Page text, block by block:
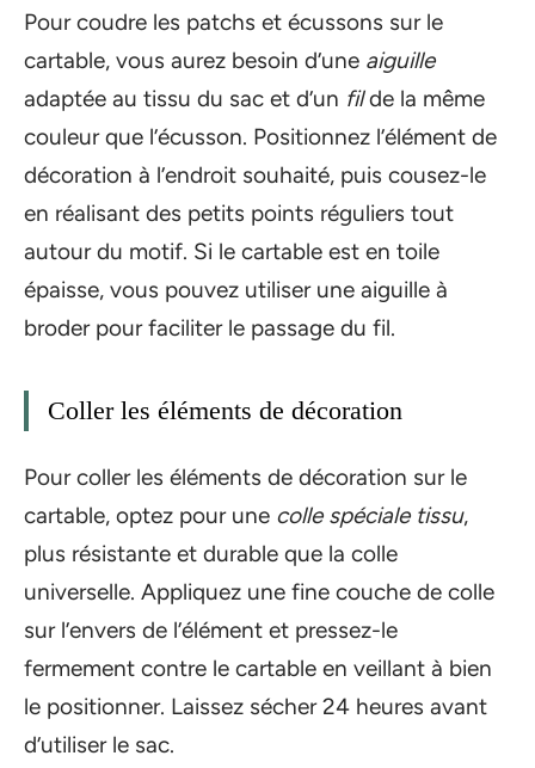
Pour coudre les patchs et écussons sur le
cartable, vous aurez besoin d’une aiguille
adaptée au tissu du sac et d’un filde la même
couleur que l’écusson. Positionnez l’élément de
décoration à l’endroit souhaité, puis cousez-le
en réalisant des petits points réguliers tout
autour du motif. Si le cartable est en toile
épaisse, vous pouvez utiliser une aiguille à
broder pour faciliter le passage du fil.
Coller les éléments de décoration
Pour coller les éléments de décoration sur le
cartable, optez pour une colle spéciale tissu,
plus résistante et durable que la colle
universelle. Appliquez une fine couche de colle
sur l’envers de l’élément et pressez-le
fermement contre le cartable en veillant à bien
le positionner. Laissez sécher 24 heures avant
d’utiliser le sac.